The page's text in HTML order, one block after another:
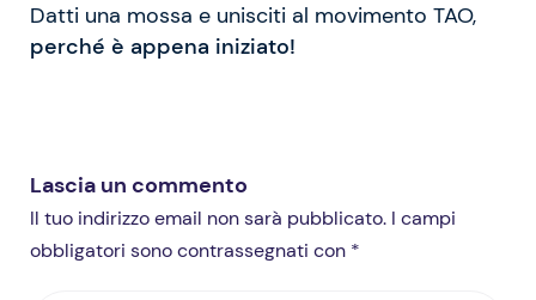
Datti una mossa e unisciti al movimento TAO,
perché è appena iniziato!
Lascia un commento
Il tuo indirizzo email non sarà pubblicato. I campi
obbligatori sono contrassegnati con *